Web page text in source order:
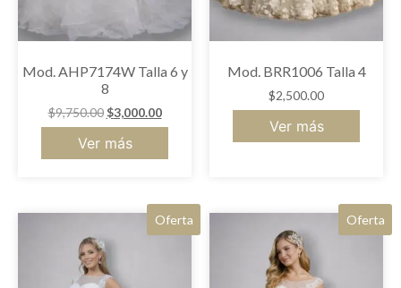
Mod. AHP7174W Talla 6 y
8
$9,750.00 $3,000.00
Ver más
Mod. BRR1006 Talla 4
$2,500.00
Ver más
Oferta Oferta